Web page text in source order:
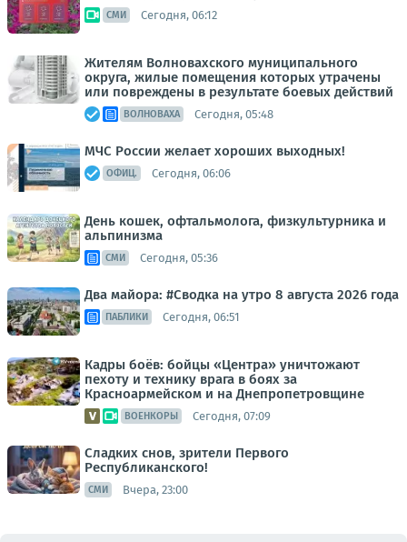
СМИ Сегодня, 06:12
Жителям Волновахского муниципального
округа, жилые помещения которых утрачены
или повреждены в результате боевых действий
ВОЛНОВАХА Сегодня, 05:48
МЧС России желает хороших выходных!
ОФИЦ. Сегодня, 06:06
День кошек, офтальмолога, физкультурника и
альпинизма
СМИ Сегодня, 05:36
Два майора: #Сводка на утро 8 августа 2026 года
ПАБЛИКИ Сегодня, 06:51
Кадры боёв: бойцы «Центра» уничтожают
пехоту и технику врага в боях за
Красноармейском и на Днепропетровщине
ВОЕНКОРЫ Сегодня, 07:09
Сладких снов, зрители Первого
Республиканского!
СМИ Вчера, 23:00